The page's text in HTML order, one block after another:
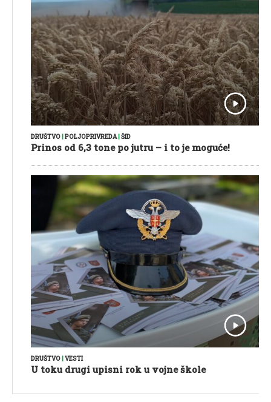
DRUŠTVO POLJOPRIVREDA| ŠID
Prinos od 6,3 tone po jutru – i to je moguće!
DRUŠTVO|VESTI
U toku drugi upisni rok u vojne škole